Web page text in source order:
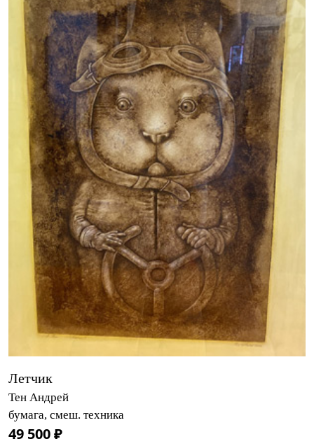
Летчик
Тен Андрей
бумага, смеш. техника
49 500 ₽